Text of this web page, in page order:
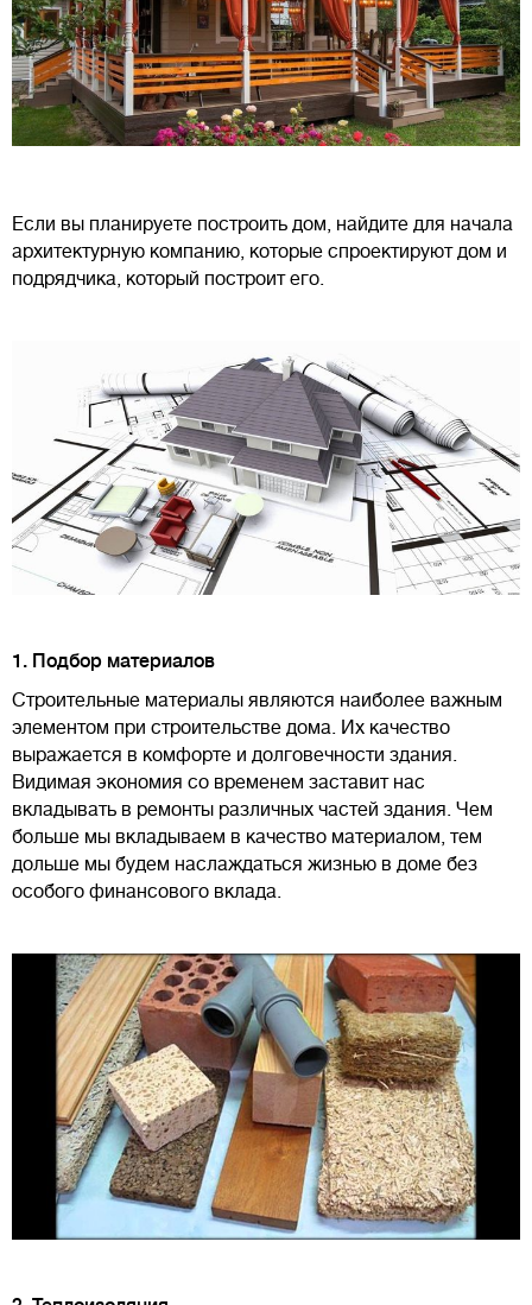
Если вы планируете построить дом, найдите для начала
архитектурную компанию, которые спроектируют дом и
подрядчика, который построит его.
1. Подбор материалов
Строительные материалы являются наиболее важным
элементом при строительстве дома. Их качество
выражается в комфорте и долговечности здания.
Видимая экономия со временем заставит нас
вкладывать в ремонты различных частей здания. Чем
больше мы вкладываем в качество материалом, тем
дольше мы будем наслаждаться жизнью в доме без
особого финансового вклада.